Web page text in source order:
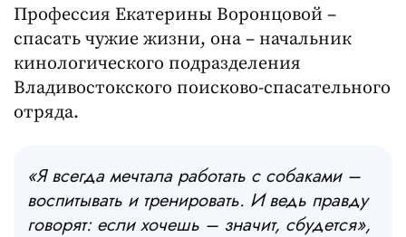
Профессия Екатерины Воронцовой –
спасать чужие жизни, она – начальник
кинологического подразделения
Владивостокского поисково-спасательного
отряда.
«Я всегда мечтала работать с собаками –
воспитывать и тренировать. И ведь правду
говорят: если хочешь – значит, сбудется»,